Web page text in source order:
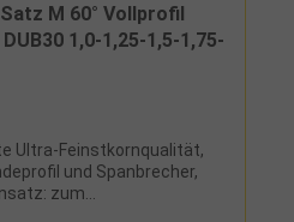
M 60° Vollprofil
DUB30 1,0-1,25-1,5-1,75-
Ultra-Feinstkornqualität,
und Spanbrecher,
zum